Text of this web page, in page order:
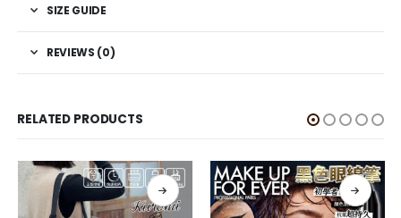
SIZE GUIDE
REVIEWS (0)
RELATED PRODUCTS